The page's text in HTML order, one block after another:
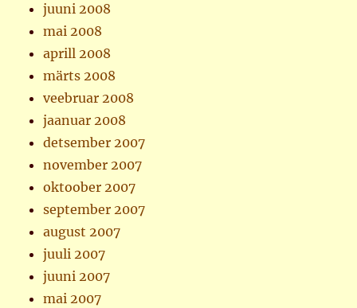
juuni 2008
mai 2008
aprill 2008
märts 2008
veebruar 2008
jaanuar 2008
detsember 2007
november 2007
oktoober 2007
september 2007
august 2007
juuli 2007
juuni 2007
mai 2007